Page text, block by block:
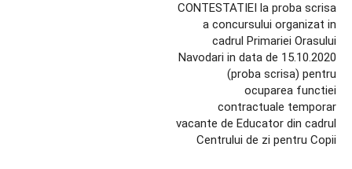
CONTESTATIEI la proba scrisa
a concursului organizat in
cadrul Primariei Orasului
Navodari in data de 15.10.2020
(proba scrisa) pentru
ocuparea functiei
contractuale temporar
vacante de Educator din cadrul
Centrului de zi pentru Copii